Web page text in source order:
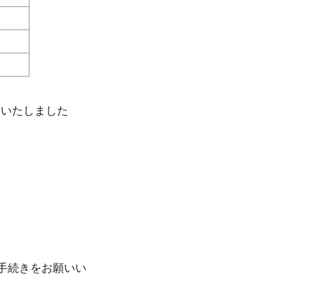
たしました
続きをお願いい